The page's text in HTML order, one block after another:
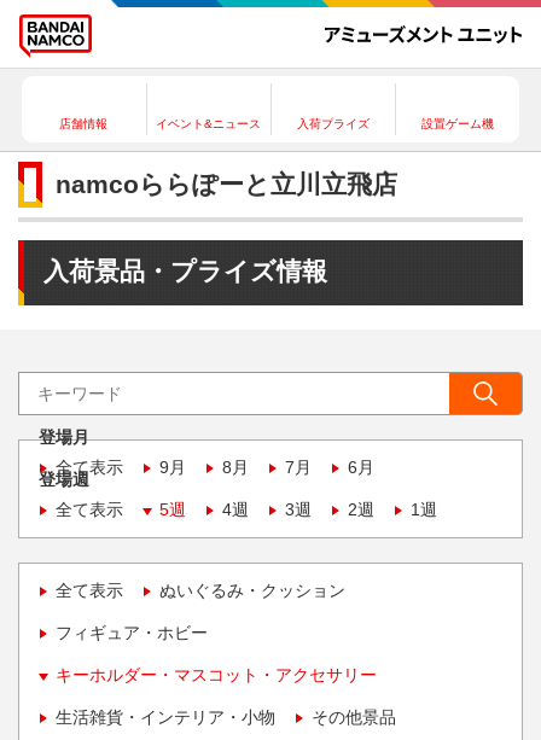
店舗情報 イベント&ニュース 入荷プライズ 設置ゲーム機
namcoららぽーと立川立飛店
入荷景品・プライズ情報
登場月
全て表示
9月 8月 7月 6月
登場週
全て表示
5週 4週 3週 2週 1週
全て表示 ぬいぐるみ・クッション
フィギュア・ホビー
キーホルダー・マスコット・アクセサリー
生活雑貨・インテリア・小物 その他景品